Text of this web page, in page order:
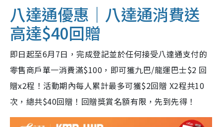
八達通優惠｜八達通消費送
高達$40回贈
即日起至6月7日，完成登記並於任何接受八達通支付的
零售商戶單一消費滿$100，即可獲九巴/龍運巴士$2 回
贈x2程！活動期內每人累計最多可獲$2回贈 X2程共10
次，總共$40回贈！回贈獎賞名額有限，先到先得！